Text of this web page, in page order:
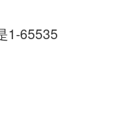
1-65535